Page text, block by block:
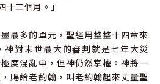
二個月。」
最多的單元，聖經用整整十四章來
神對末世最大的審判就是七年大災
度混亂中，但神仍然掌權。神將一
賜給老約翰，叫老約翰起來丈量聖